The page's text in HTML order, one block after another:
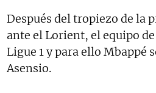
Después del tropiezo de la
ante el Lorient, el equipo
Ligue 1 y para ello Mbappé
Asensio.